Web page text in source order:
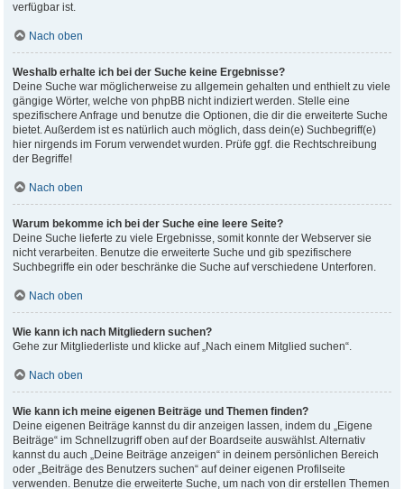
verfügbar ist.
Nach oben
Weshalb erhalte ich bei der Suche keine Ergebnisse?
Deine Suche war möglicherweise zu allgemein gehalten und enthielt zu viele
gängige Wörter, welche von phpBB nicht indiziert werden. Stelle eine
spezifischere Anfrage und benutze die Optionen, die dir die erweiterte Suche
bietet. Außerdem ist es natürlich auch möglich, dass dein(e) Suchbegriff(e)
hier nirgends im Forum verwendet wurden. Prüfe ggf. die Rechtschreibung
der Begriffe!
Nach oben
Warum bekomme ich bei der Suche eine leere Seite?
Deine Suche lieferte zu viele Ergebnisse, somit konnte der Webserver sie
nicht verarbeiten. Benutze die erweiterte Suche und gib spezifischere
Suchbegriffe ein oder beschränke die Suche auf verschiedene Unterforen.
Nach oben
Wie kann ich nach Mitgliedern suchen?
Gehe zur Mitgliederliste und klicke auf „Nach einem Mitglied suchen“.
Nach oben
Wie kann ich meine eigenen Beiträge und Themen finden?
Deine eigenen Beiträge kannst du dir anzeigen lassen, indem du „Eigene
Beiträge“ im Schnellzugriff oben auf der Boardseite auswählst. Alternativ
kannst du auch „Deine Beiträge anzeigen“ in deinem persönlichen Bereich
oder „Beiträge des Benutzers suchen“ auf deiner eigenen Profilseite
verwenden. Benutze die erweiterte Suche, um nach von dir erstellen Themen